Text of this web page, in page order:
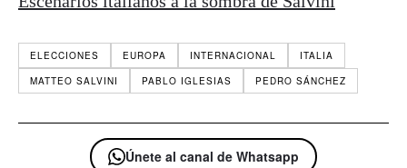
ELECCIONES EUROPA INTERNACIONAL
ITALIA
MATTEO SALVINI
PABLO IGLESIAS PEDRO SÁNCHEZ
Únete al canal de Whatsapp